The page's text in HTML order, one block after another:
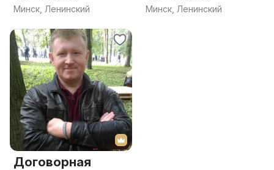
Минск, Ленинский
Минск, Ленинский
Договорная